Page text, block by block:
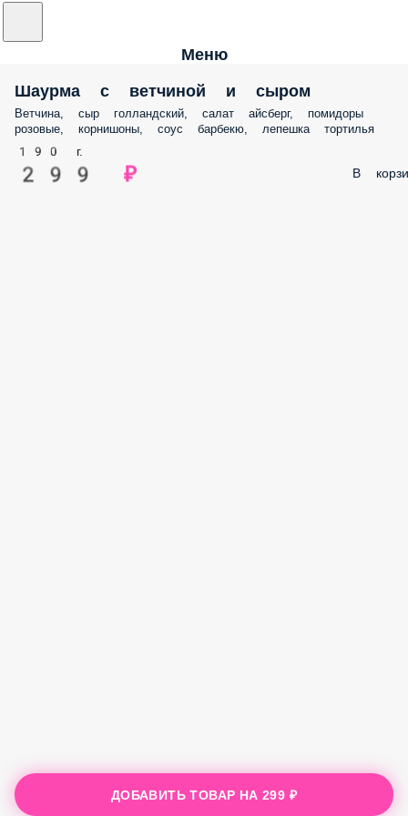
Меню
Шаурма с ветчиной и сыром
Ветчина, сыр голландский, салат айсберг, помидоры
розовые, корнишоны, соус барбекю, лепешка тортилья
190 г.
299 ₽ В
ДОБАВИТЬ ТОВАР НА299 ₽